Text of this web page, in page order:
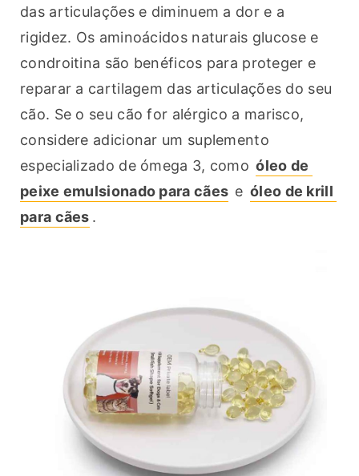
das articulações e diminuem a dor e a
rigidez. Os aminoácidos naturais glucose e
condroitina são benéficos para proteger e
reparar a cartilagem das articulações do seu
cão. Se o seu cão for alérgico a marisco,
considere adicionar um suplemento
especializado de ómega 3, como óleo de
peixe emulsionado para cães e óleo de krill
para cães .